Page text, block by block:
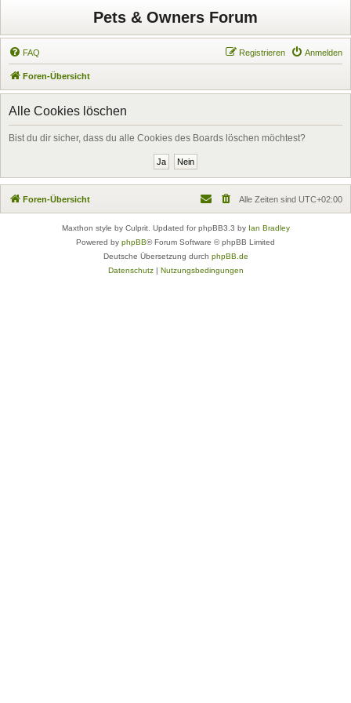
Pets & Owners Forum
FAQ Anmelden
Registrieren
Foren-Übersicht
Alle Cookies löschen
Bist du dir sicher, dass du alle Cookies des Boards löschen möchtest?
Foren-Übersicht Alle Zeiten sind UTC+02:00
Maxthon style by Culprit. Updated for phpBB3.3 by Ian Bradley
Powered by phpBB® Forum Software © phpBB Limited
Deutsche Übersetzung durch phpBB.de
Datenschutz| Nutzungsbedingungen